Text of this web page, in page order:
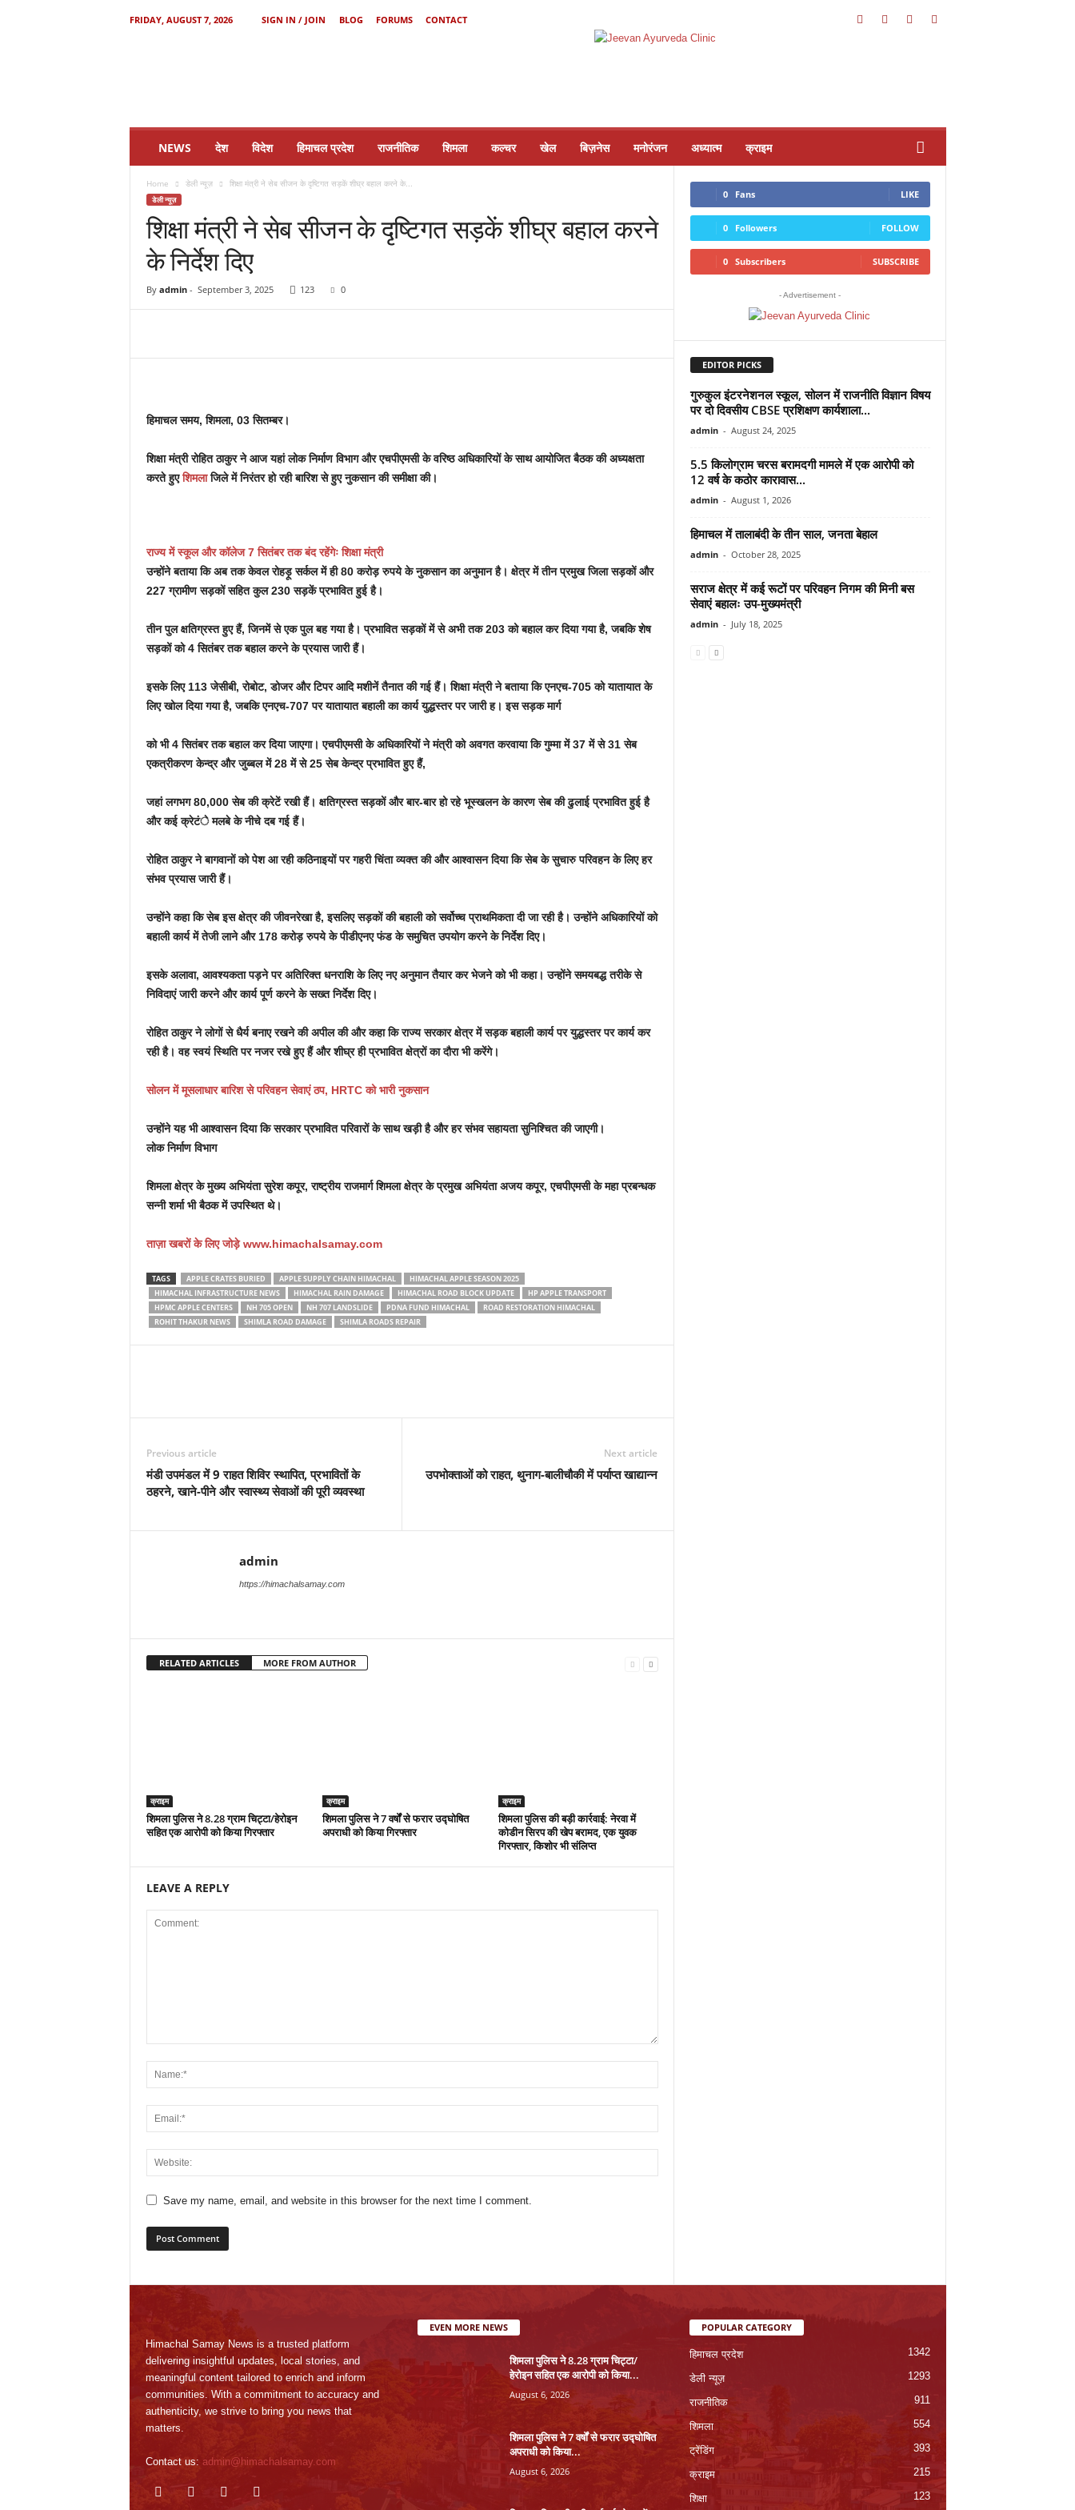
FRIDAY, AUGUST 7, 2026 SIGN IN / JOIN BLOG FORUMS
CONTACT
NEWS देश विदेश हिमाचल प्रदेश राजनीतिक शिमला कल्चर खेल बिज़नेस मनोरंजन अध्यात्म क्राइम
Home डेली न्यूज़ शिक्षा मंत्री ने सेब सीजन के दृष्टिगत सड़कें शीघ्र बहाल करने के...
डेली न्यूज़
शिक्षा मंत्री ने सेब सीजन के दृष्टिगत सड़कें शीघ्र बहाल करने
के निर्देश दिए
By admin- September 3, 2025 123 0
हिमाचल समय, शिमला, 03 सितम्बर।
शिक्षा मंत्री रोहित ठाकुर ने आज यहां लोक निर्माण विभाग और एचपीएमसी के वरिष्ठ अधिकारियों के साथ आयोजित बैठक की अध्यक्षता
करते हुएशिमलाजिले में निरंतर हो रही बारिश से हुए नुकसान की समीक्षा की।
राज्य में स्कूल और कॉलेज 7 सितंबर तक बंद रहेंगेः शिक्षा मंत्री
उन्होंने बताया कि अब तक केवल रोहड़ू सर्कल में ही 80 करोड़ रुपये के नुकसान का अनुमान है। क्षेत्र में तीन प्रमुख जिला सड़कों और
227 ग्रामीण सड़कों सहित कुल 230 सड़कें प्रभावित हुई है।
तीन पुल क्षतिग्रस्त हुए हैं, जिनमें से एक पुल बह गया है। प्रभावित सड़कों में से अभी तक 203 को बहाल कर दिया गया है, जबकि शेष
सड़कों को 4 सितंबर तक बहाल करने के प्रयास जारी हैं।
इसके लिए 113 जेसीबी, रोबोट, डोजर और टिपर आदि मशीनें तैनात की गई हैं। शिक्षा मंत्री ने बताया कि एनएच-705 को यातायात के
लिए खोल दिया गया है, जबकि एनएच-707 पर यातायात बहाली का कार्य युद्धस्तर पर जारी ह। इस सड़क मार्ग
को भी 4 सितंबर तक बहाल कर दिया जाएगा। एचपीएमसी के अधिकारियों ने मंत्री को अवगत करवाया कि गुम्मा में 37 में से 31 सेब
एकत्रीकरण केन्द्र और जुब्बल में 28 में से 25 सेब केन्द्र प्रभावित हुए हैं,
जहां लगभग 80,000 सेब की क्रेटें रखी हैं। क्षतिग्रस्त सड़कों और बार-बार हो रहे भूस्खलन के कारण सेब की ढुलाई प्रभावित हुई है
और कई क्रेटंे मलबे के नीचे दब गई हैं।
रोहित ठाकुर ने बागवानों को पेश आ रही कठिनाइयों पर गहरी चिंता व्यक्त की और आश्वासन दिया कि सेब के सुचारु परिवहन के लिए हर
संभव प्रयास जारी हैं।
उन्होंने कहा कि सेब इस क्षेत्र की जीवनरेखा है, इसलिए सड़कों की बहाली को सर्वोच्च प्राथमिकता दी जा रही है। उन्होंने अधिकारियों को
बहाली कार्य में तेजी लाने और 178 करोड़ रुपये के पीडीएनए फंड के समुचित उपयोग करने के निर्देश दिए।
इसके अलावा, आवश्यकता पड़ने पर अतिरिक्त धनराशि के लिए नए अनुमान तैयार कर भेजने को भी कहा। उन्होंने समयबद्ध तरीके से
निविदाएं जारी करने और कार्य पूर्ण करने के सख्त निर्देश दिए।
रोहित ठाकुर ने लोगों से धैर्य बनाए रखने की अपील की और कहा कि राज्य सरकार क्षेत्र में सड़क बहाली कार्य पर युद्धस्तर पर कार्य कर
रही है। वह स्वयं स्थिति पर नजर रखे हुए हैं और शीघ्र ही प्रभावित क्षेत्रों का दौरा भी करेंगे।
सोलन में मूसलाधार बारिश से परिवहन सेवाएं ठप, HRTC को भारी नुकसान
उन्होंने यह भी आश्वासन दिया कि सरकार प्रभावित परिवारों के साथ खड़ी है और हर संभव सहायता सुनिश्चित की जाएगी।
लोक निर्माण विभाग
शिमला क्षेत्र के मुख्य अभियंता सुरेश कपूर, राष्ट्रीय राजमार्ग शिमला क्षेत्र के प्रमुख अभियंता अजय कपूर, एचपीएमसी के महा प्रबन्धक
सन्नी शर्मा भी बैठक में उपस्थित थे।
ताज़ा खबरों के लिए जोड़े www.himachalsamay.com
TAGS APPLE CRATES BURIED APPLE SUPPLY CHAIN HIMACHAL
HIMACHAL APPLE SEASON 2025
HIMACHAL INFRASTRUCTURE NEWS
HIMACHAL RAIN DAMAGE HIMACHAL ROAD BLOCK UPDATE
HP APPLE TRANSPORT
HPMC APPLE CENTERS
NH 705 OPEN NH 707 LANDSLIDE PDNA FUND HIMACHAL
ROAD RESTORATION HIMACHAL
ROHIT THAKUR NEWS
SHIMLA ROAD DAMAGE SHIMLA ROADS REPAIR
Previous article
मंडी उपमंडल में 9 राहत शिविर स्थापित, प्रभावितों के
ठहरने, खाने-पीने और स्वास्थ्य सेवाओं की पूरी व्यवस्था
Next article
उपभोक्ताओं को राहत, थुनाग-बालीचौकी में पर्याप्त खाद्यान्न
admin
https://himachalsamay.com
RELATED ARTICLES MORE FROM AUTHOR
क्राइम
शिमला पुलिस ने 8.28 ग्राम चिट्टा/हेरोइन
सहित एक आरोपी को किया गिरफ्तार
क्राइम
शिमला पुलिस ने 7 वर्षों से फरार उद्घोषित
अपराधी को किया गिरफ्तार
क्राइम
शिमला पुलिस की बड़ी कार्रवाई: नेरवा में
कोडीन सिरप की खेप बरामद, एक युवक
गिरफ्तार, किशोर भी संलिप्त
LEAVE A REPLY
Save my name, email, and website in this browser for the next time I comment.
0 Fans LIKE
0 Followers FOLLOW
0 Subscribers SUBSCRIBE
- Advertisement -
EDITOR PICKS
गुरुकुल इंटरनेशनल स्कूल, सोलन में राजनीति विज्ञान विषय
पर दो दिवसीय CBSE प्रशिक्षण कार्यशाला...
admin - August 24, 2025
5.5 किलोग्राम चरस बरामदगी मामले में एक आरोपी को
12 वर्ष के कठोर कारावास...
admin - August 1, 2026
हिमाचल में तालाबंदी के तीन साल, जनता बेहाल
admin - October 28, 2025
सराज क्षेत्र में कई रूटों पर परिवहन निगम की मिनी बस
सेवाएं बहालः उप-मुख्यमंत्री
admin - July 18, 2025
Himachal Samay News is a trusted platform
delivering insightful updates, local stories, and
meaningful content tailored to enrich and inform
communities. With a commitment to accuracy and
authenticity, we strive to bring you news that
matters.
Contact us: admin@himachalsamay.com
EVEN MORE NEWS
शिमला पुलिस ने 8.28 ग्राम चिट्टा/
हेरोइन सहित एक आरोपी को किया...
August 6, 2026
शिमला पुलिस ने 7 वर्षों से फरार उद्घोषित
अपराधी को किया...
August 6, 2026
POPULAR CATEGORY
हिमाचल प्रदेश 1342
डेली न्यूज़ 1293
राजनीतिक 911
शिमला 554
ट्रेंडिंग 393
क्राइम 215
शिक्षा 123